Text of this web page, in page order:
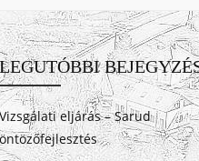
LEGUTÓBBI
Vizsgálati eljárás – Sarud
öntözőfejlesztés